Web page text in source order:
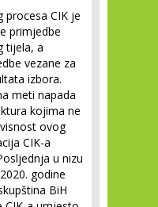
procesa CIK je
primjedbe
tijela, a
vezane za
izbora.
meti napada
kojima ne
ovog
CIK-a
u nizu
godine
BiH